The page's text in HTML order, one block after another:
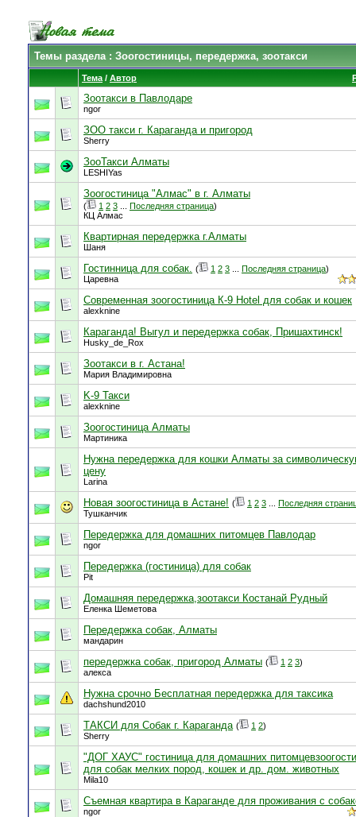
Темы раздела: Зоогостиницы, передержка, зоотакси
Тема / Автор
Зоотакси в Павлодаре
ngor
ЗОО такси г. Караганда и пригород
Sherry
ЗооТакси Алматы
LESHIYas
Зоогостиница "Алмас" в г. Алматы
( 1 2 3 Последняя страница)
КЦ Алмас
Квартирная передержка г.Алматы
Шаня
Гостинница для собак. ( 1 2 3 Последняя страница)
Царевна
Современная зоогостиница К-9 Hotel для собак и кошек
alexknine
Караганда! Выгул и передержка собак, Пришахтинск!
Husky_de_Rox
Зоотакси в г. Астана!
Мария Владимировна
K-9 Такси
alexknine
Зоогостиница Алматы
Мартиника
Нужна передержка для кошки Алматы за
цену
Larina
Новая зоогостиница в Астане! ( 1 2 3
Последняя
Тушканчик
Передержка для домашних питомцев Павлодар
ngor
Передержка (гостиница) для собак
Pit
Домашняя передержка,зоотакси Костанай Рудный
Еленка Шеметова
Передержка собак, Алматы
мандарин
передержка собак, пригород Алматы ( 1 2 3)
алекса
Нужна срочно Бесплатная передержка для таксика
dachshund2010
ТАКСИ для Собак г. Караганда ( 1 2)
Sherry
"ДОГ ХАУС" гостиница для домашних
для собак мелких пород, кошек и др. дом. животных
Mila10
Съемная квартира в Караганде для проживания с
ngor